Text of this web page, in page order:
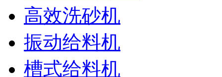
高效洗砂机
振动给料机
槽式给料机